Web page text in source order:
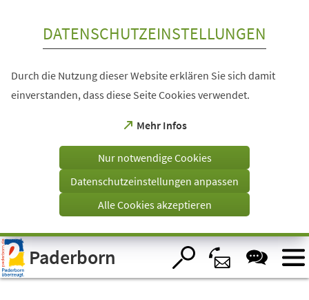
Visuelle
Assistenzsoftware
öffnen.
DATENSCHUTZEINSTELLUNGEN
Durch die Nutzung dieser Website erklären Sie sich damit
einverstanden, dass diese Seite Cookies verwendet.
Mehr Infos
(Öffnet
einem
Tab)
Nur notwendige Cookies
Datenschutzeinstellungen anpassen
Alle Cookies akzeptieren
Paderborn